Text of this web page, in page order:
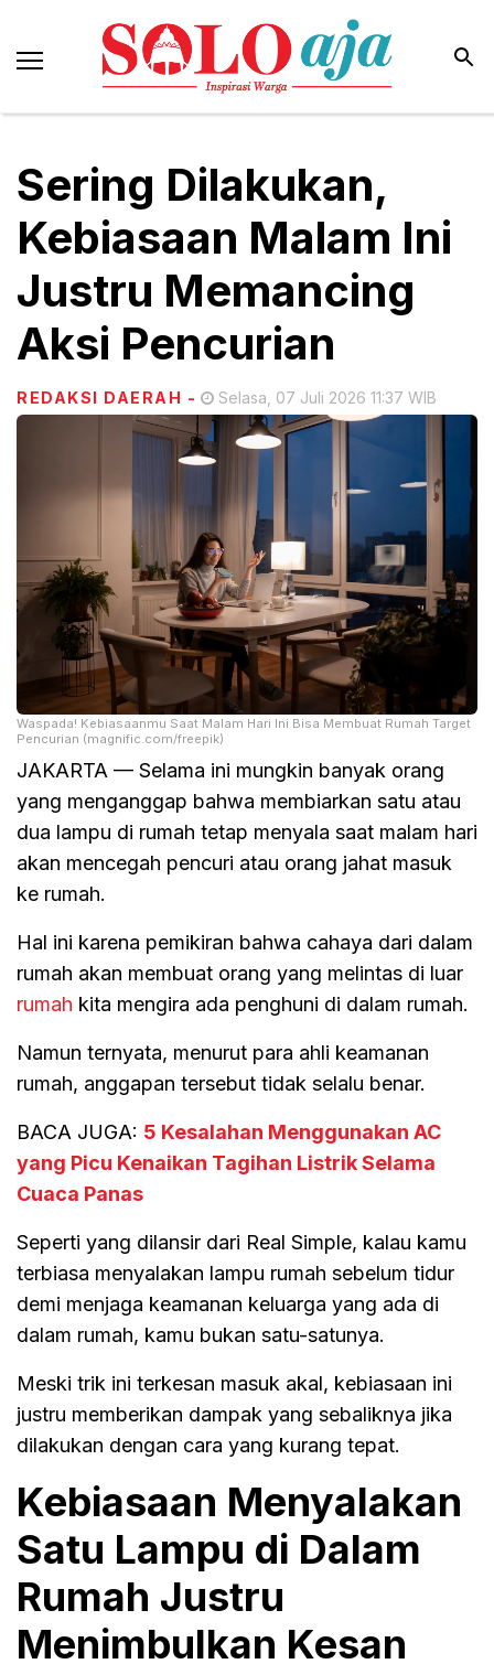
Sering Dilakukan,
Kebiasaan Malam Ini
Justru Memancing
Aksi Pencurian
REDAKSI DAERAH - Selasa, 07 Juli 2026 11:37 WIB
Waspada! Kebiasaanmu Saat Malam Hari Ini Bisa Membuat Rumah Target
Pencurian (magnific.com/freepik)
JAKARTA — Selama ini mungkin banyak orang
yang menganggap bahwa membiarkan satu atau
dua lampu di rumah tetap menyala saat malam hari
akan mencegah pencuri atau orang jahat masuk
ke rumah.
Hal ini karena pemikiran bahwa cahaya dari dalam
rumah akan membuat orang yang melintas di luar
rumah kita mengira ada penghuni di dalam rumah.
Namun ternyata, menurut para ahli keamanan
rumah, anggapan tersebut tidak selalu benar.
BACA JUGA: 5 Kesalahan Menggunakan AC
yang Picu Kenaikan Tagihan Listrik Selama
Cuaca Panas
Seperti yang dilansir dari Real Simple, kalau kamu
terbiasa menyalakan lampu rumah sebelum tidur
demi menjaga keamanan keluarga yang ada di
dalam rumah, kamu bukan satu-satunya.
Meski trik ini terkesan masuk akal, kebiasaan ini
justru memberikan dampak yang sebaliknya jika
dilakukan dengan cara yang kurang tepat.
Kebiasaan Menyalakan
Satu Lampu di Dalam
Rumah Justru
Menimbulkan Kesan